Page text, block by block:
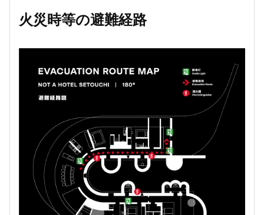
火災時等の避難経路